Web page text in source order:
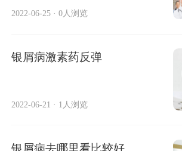
2022-06-25 · 0人浏览
银屑病激素药反弹
2022-06-21 · 1人浏览